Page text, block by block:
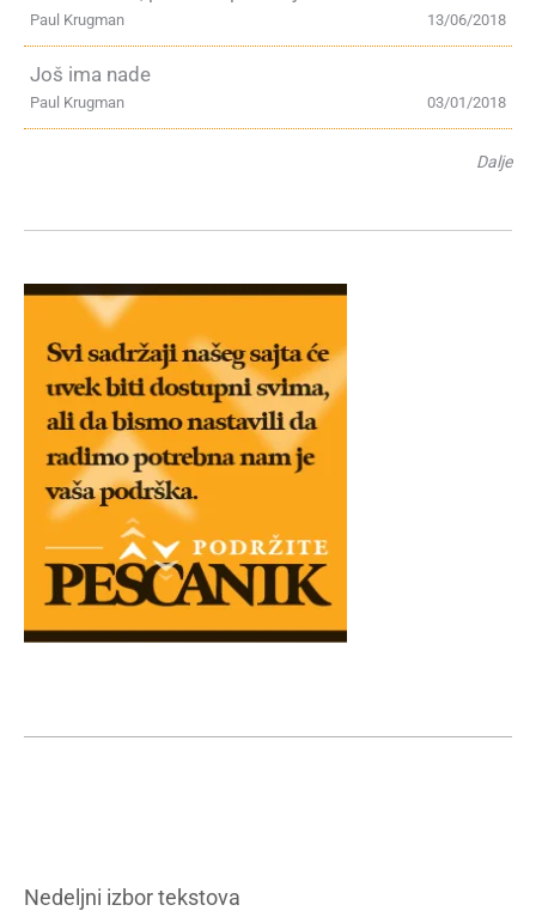
13/06/2018
Paul Krugman
Još ima nade
03/01/2018
Paul Krugman
Dalje
Nedeljni izbor tekstova